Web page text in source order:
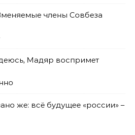
члены Совбеза
Мадяр воспримет
же: всё будущее «россии» –